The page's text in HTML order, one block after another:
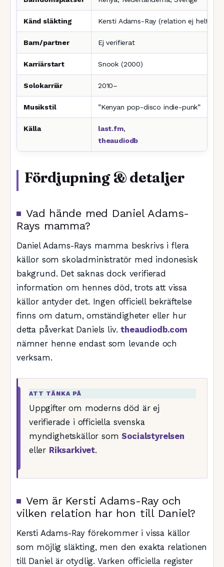
Känd släkting Kersti Adams-Ray (relation ej helt
Barn/partner Ej verifierat
Karriärstart Snook (2000)
Solokarriär 2010–
Musikstil ”Kenyan pop-disco indie-punk”
Källa last.fm,
theaudiodb
Fördjupning & detaljer
Vad hände med Daniel Adams-
Rays mamma?
Daniel Adams-Rays mamma beskrivs i flera
källor som skoladministratör med indonesisk
bakgrund. Det saknas dock verifierad
information om hennes död, trots att vissa
källor antyder det. Ingen officiell bekräftelse
finns om datum, omständigheter eller hur
detta påverkat Daniels liv.theaudiodb.com
nämner henne endast som levande och
verksam.
ATT TÄNKA PÅ
Uppgifter om moderns död är ej
verifierade i officiella svenska
myndighetskällor somSocialstyrelsen
eller Riksarkivet.
Vem är Kersti Adams-Ray och
vilken relation har hon till Daniel?
Kersti Adams-Ray förekommer i vissa källor
som möjlig släkting, men den exakta relationen
till Daniel är otydlig. Varken officiella register